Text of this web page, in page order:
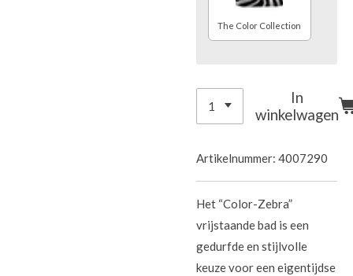
The Color Collection
In
winkelwagen
Artikelnummer: 4007290
Het “Color-Zebra”
vrijstaande bad is een
gedurfde en stijlvolle
keuze voor een eigentijdse